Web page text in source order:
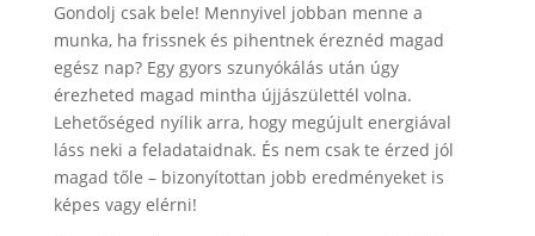
Gondolj csak bele! Mennyivel jobban menne a
munka, ha frissnek és pihentnek éreznéd magad
egész nap? Egy gyors szunyókálás után úgy
érezheted magad mintha újjászülettél volna.
Lehetőséged nyílik arra, hogy megújult energiával
láss neki a feladataidnak. És nem csak te érzed jól
magad tőle – bizonyítottan jobb eredményeket is
képes vagy elérni!